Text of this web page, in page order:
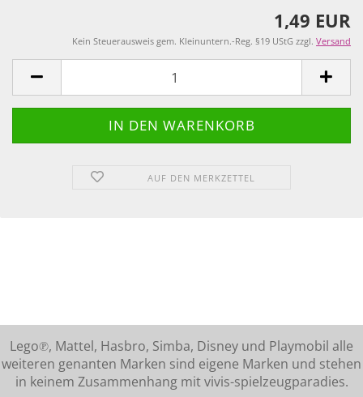
1,49 EUR
Kein Steuerausweis gem. Kleinuntern.-Reg. §19 UStG zzgl. Versand
AUF DEN MERKZETTEL
Lego℗, Mattel, Hasbro, Simba, Disney und Playmobil alle
weiteren genanten Marken sind eigene Marken und stehen
in keinem Zusammenhang mit vivis-spielzeugparadies.